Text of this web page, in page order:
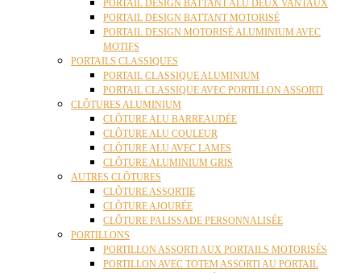
PORTAIL DESIGN BATTANT ALU DEUX VANTAUX
PORTAIL DESIGN BATTANT MOTORISÉ
PORTAIL DESIGN MOTORISÉ ALUMINIUM AVEC
MOTIFS
PORTAILS CLASSIQUES
PORTAIL CLASSIQUE ALUMINIUM
PORTAIL CLASSIQUE AVEC PORTILLON ASSORTI
CLÔTURES ALUMINIUM
CLÔTURE ALU BARREAUDÉE
CLÔTURE ALU COULEUR
CLÔTURE ALU AVEC LAMES
CLÔTURE ALUMINIUM GRIS
AUTRES CLÔTURES
CLÔTURE ASSORTIE
CLÔTURE AJOURÉE
CLÔTURE PALISSADE PERSONNALISÉE
PORTILLONS
PORTILLON ASSORTI AUX PORTAILS MOTORISÉS
PORTILLON AVEC TOTEM ASSORTI AU PORTAIL